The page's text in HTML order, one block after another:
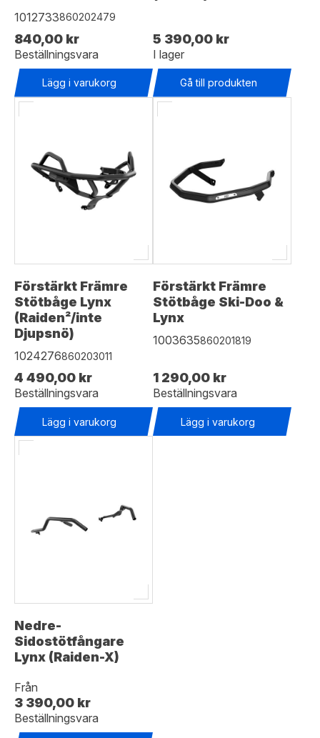
1012733860202479
840,00 kr
Beställningsvara
Lägg i varukorg
5 390,00 kr
I lager
Gå till produkten
Förstärkt Främre
Stötbåge Lynx
(Raiden²/inte
Djupsnö)
1024276860203011
4 490,00 kr
Beställningsvara
Lägg i varukorg
Förstärkt Främre
Stötbåge Ski-Doo &
Lynx
1003635860201819
1 290,00 kr
Beställningsvara
Lägg i varukorg
Nedre-
Sidostötfångare
Lynx (Raiden-X)
Från
3 390,00 kr
Beställningsvara